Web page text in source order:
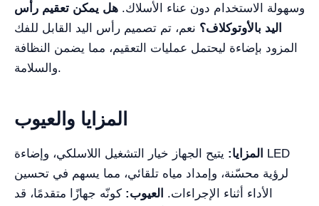
وسهولة الاستخدام دون عناء الأسلاك. هل يمكن تعقيم رأس
اليد بالأوتوكلاف؟ نعم، تم تصميم رأس اليد القابل للفك
المزود بإضاءة ليحتمل عمليات التعقيم، مما يضمن النظافة
والسلامة.
المزايا والعيوب
المزايا: يتيح الجهاز خيار التشغيل اللاسلكي، وإضاءة LED
لرؤية محسّنة، وإمداد مياه تلقائي، مما يسهم في تحسين
الأداء أثناء الإجراءات. العيوب: كونّه جهازًا متقدمًا، قد